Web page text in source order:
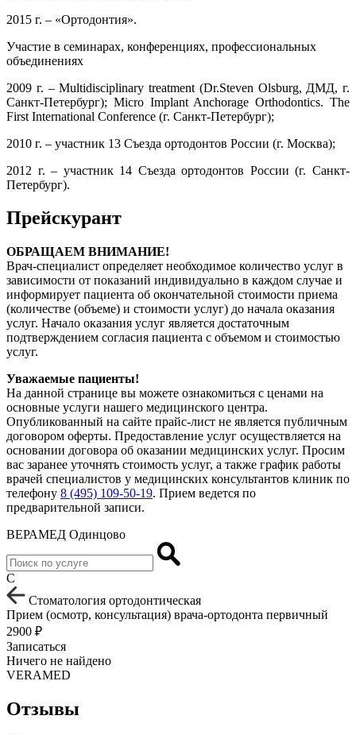
2015 г. – «Ортодонтия».
Участие в семинарах, конференциях, профессиональных
объединениях
2009 г. – Multidisciplinary treatment (Dr.Steven Olsburg, ДМД, г.
Cанкт-Петербург); Micro Implant Anchorage Orthodontics. The
First International Conference (г. Санкт-Петербург);
2010 г. – участник 13 Съезда ортодонтов России (г. Москва);
2012 г. – участник 14 Съезда ортодонтов России (г. Санкт-
Петербург).
Прейскурант
ОБРАЩАЕМ ВНИМАНИЕ!
Врач-специалист определяет необходимое количество услуг в
зависимости от показаний индивидуально в каждом случае и
информирует пациента об окончательной стоимости приема
(количестве (объеме) и стоимости услуг) до начала оказания
услуг. Начало оказания услуг является достаточным
подтверждением согласия пациента с объемом и стоимостью
услуг.
Уважаемые пациенты!
На данной странице вы можете ознакомиться с ценами на
основные услуги нашего медицинского центра.
Опубликованный на сайте прайс-лист не является публичным
договором оферты. Предоставление услуг осуществляется на
основании договора об оказании медицинских услуг. Просим
вас заранее уточнять стоимость услуг, а также график работы
врачей специалистов у медицинских консультантов клиник по
телефону 8 (495) 109-50-19. Прием ведется по
предварительной записи.
ВЕРАМЕД Одинцово
С
Стоматология ортодонтическая
Прием (осмотр, консультация) врача-ортодонта первичный
2900 ₽
Записаться
Ничего не найдено
VERAMED
Отзывы